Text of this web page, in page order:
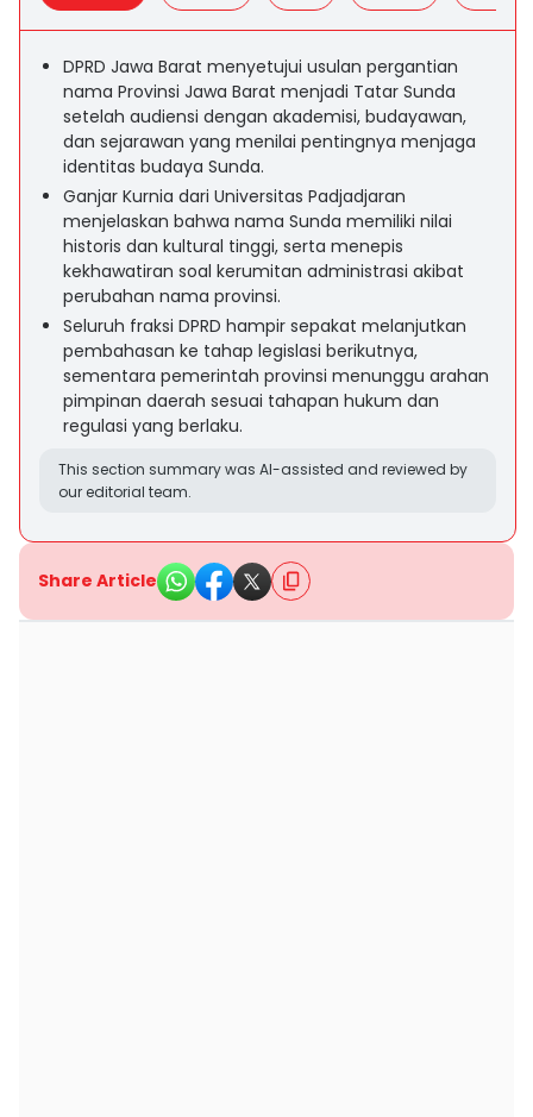
DPRD Jawa Barat menyetujui usulan pergantian
nama Provinsi Jawa Barat menjadi Tatar Sunda
setelah audiensi dengan akademisi, budayawan,
dan sejarawan yang menilai pentingnya menjaga
identitas budaya Sunda.
Ganjar Kurnia dari Universitas Padjadjaran
menjelaskan bahwa nama Sunda memiliki nilai
historis dan kultural tinggi, serta menepis
kekhawatiran soal kerumitan administrasi akibat
perubahan nama provinsi.
Seluruh fraksi DPRD hampir sepakat melanjutkan
pembahasan ke tahap legislasi berikutnya,
sementara pemerintah provinsi menunggu arahan
pimpinan daerah sesuai tahapan hukum dan
regulasi yang berlaku.
This section summary was AI-assisted and reviewed by
our editorial team.
Share Article